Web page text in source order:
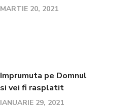
MARTIE 20, 2021
Imprumuta pe Domnul
si vei fi rasplatit
IANUARIE 29, 2021